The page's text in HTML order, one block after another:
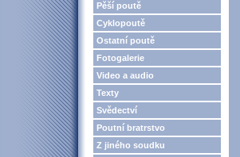
Pěší poutě
Cyklopoutě
Ostatní poutě
Fotogalerie
Video a audio
Texty
Svědectví
Poutní bratrstvo
Z jiného soudku